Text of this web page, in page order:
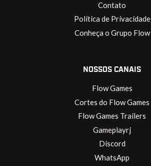
Contato
Política de Privacidade
Conheça o Grupo Flow
NOSSOS CANAIS
Flow Games
Cortes do Flow Games
Flow Games Trailers
Gameplayrj
Discord
WhatsApp